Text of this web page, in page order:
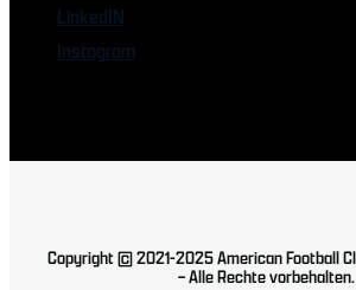
LinkedIN
Instagram
Copyright © 2021-2025 American Football
– Alle Rechte vorbehalten.